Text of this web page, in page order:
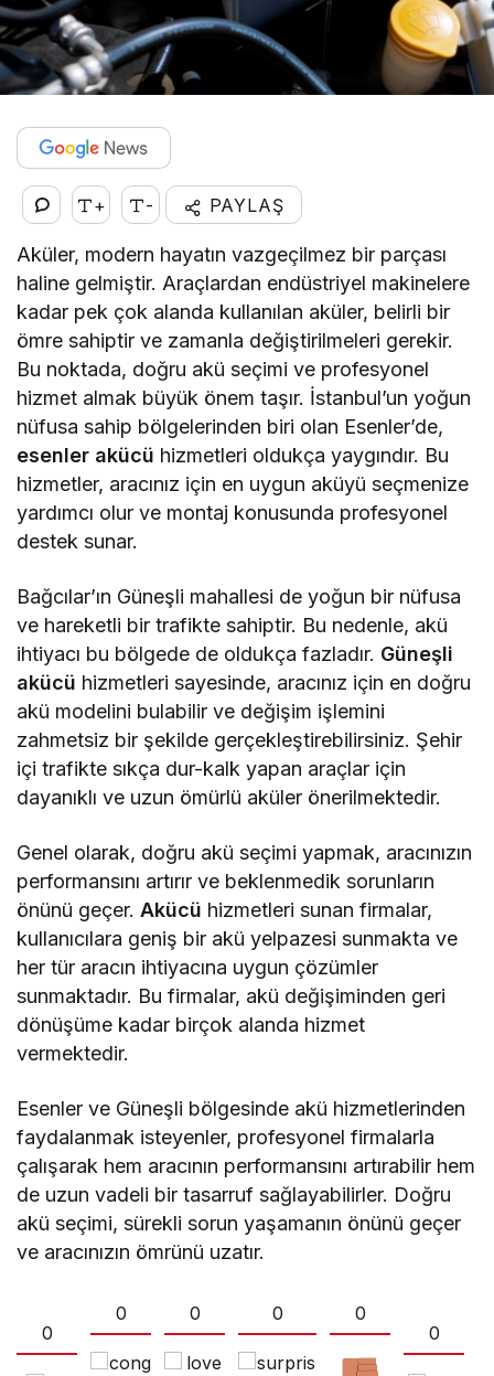
+ - PAYLAŞ
Aküler, modern hayatın vazgeçilmez bir parçası
haline gelmiştir. Araçlardan endüstriyel makinelere
kadar pek çok alanda kullanılan aküler, belirli bir
ömre sahiptir ve zamanla değiştirilmeleri gerekir.
Bu noktada, doğru akü seçimi ve profesyonel
hizmet almak büyük önem taşır. İstanbul’un yoğun
nüfusa sahip bölgelerinden biri olan Esenler’de,
esenler akücü hizmetleri oldukça yaygındır. Bu
hizmetler, aracınız için en uygun aküyü seçmenize
yardımcı olur ve montaj konusunda profesyonel
destek sunar.
Bağcılar’ın Güneşli mahallesi de yoğun bir nüfusa
ve hareketli bir trafikte sahiptir. Bu nedenle, akü
ihtiyacı bu bölgede de oldukça fazladır. Güneşli
akücü hizmetleri sayesinde, aracınız için en doğru
akü modelini bulabilir ve değişim işlemini
zahmetsiz bir şekilde gerçekleştirebilirsiniz. Şehir
içi trafikte sıkça dur-kalk yapan araçlar için
dayanıklı ve uzun ömürlü aküler önerilmektedir.
Genel olarak, doğru akü seçimi yapmak, aracınızın
performansını artırır ve beklenmedik sorunların
önünü geçer.Akücü hizmetleri sunan firmalar,
kullanıcılara geniş bir akü yelpazesi sunmakta ve
her tür aracın ihtiyacına uygun çözümler
sunmaktadır. Bu firmalar, akü değişiminden geri
dönüşüme kadar birçok alanda hizmet
vermektedir.
Esenler ve Güneşli bölgesinde akü hizmetlerinden
faydalanmak isteyenler, profesyonel firmalarla
çalışarak hem aracının performansını artırabilir hem
de uzun vadeli bir tasarruf sağlayabilirler. Doğru
akü seçimi, sürekli sorun yaşamanın önünü geçer
ve aracınızın ömrünü uzatır.
0
0 0 0
0
0